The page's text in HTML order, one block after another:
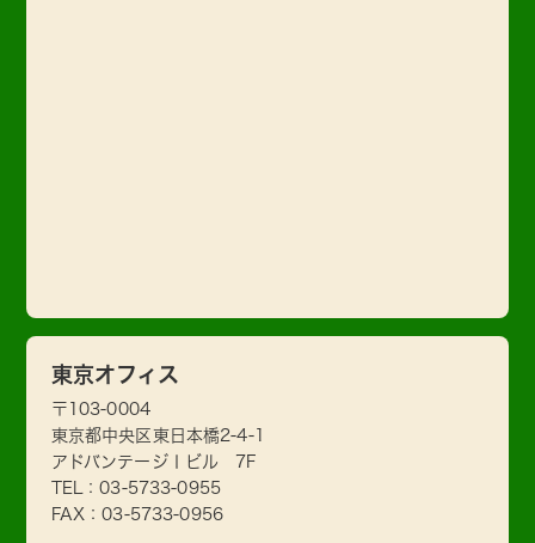
東京オフィス
〒103-0004
東京都中央区東日本橋2-4-1
アドバンテージⅠビル 7F
TEL：03-5733-0955
FAX：03-5733-0956